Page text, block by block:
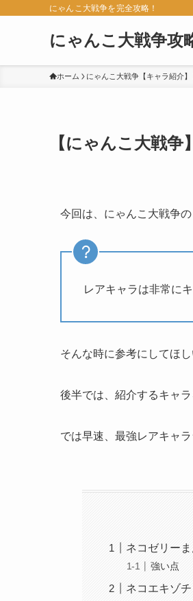
にゃんこ大戦争を完全攻略！
にゃんこ大戦争攻
ホーム にゃんこ大戦争【キャラ紹介】
【にゃんこ大戦
今回は、にゃんこ大戦争
レアキャラは非常に
そんな時に参考にしてほ
後半では、紹介するキャ
では早速、最強レアキャ
ネコゼリーま
強い点
ネコエキゾチ